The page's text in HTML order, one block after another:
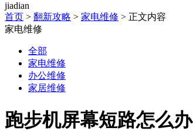
jiadian
首页 > 翻新攻略 > 家电维修 > 正文内容
家电维修
全部
家电维修
办公维修
家居维修
跑步机屏幕短路怎么办